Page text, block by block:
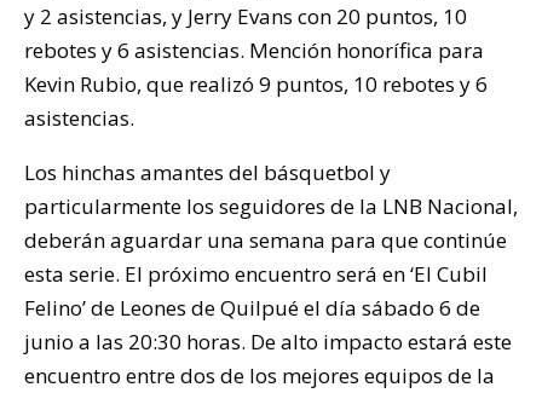
y 2 asistencias, y Jerry Evans con 20 puntos, 10
rebotes y 6 asistencias. Mención honorífica para
Kevin Rubio, que realizó 9 puntos, 10 rebotes y 6
asistencias.
Los hinchas amantes del básquetbol y
particularmente los seguidores de la LNB Nacional,
deberán aguardar una semana para que continúe
esta serie. El próximo encuentro será en ‘El Cubil
Felino’ de Leones de Quilpué el día sábado 6 de
junio a las 20:30 horas. De alto impacto estará este
encuentro entre dos de los mejores equipos de la